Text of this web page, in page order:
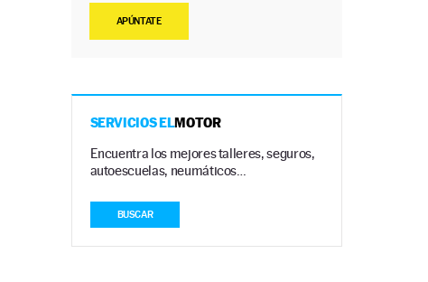
APÚNTATE
SERVICIOS ELMOTOR
Encuentra los mejores talleres, seguros,
autoescuelas, neumáticos…
BUSCAR